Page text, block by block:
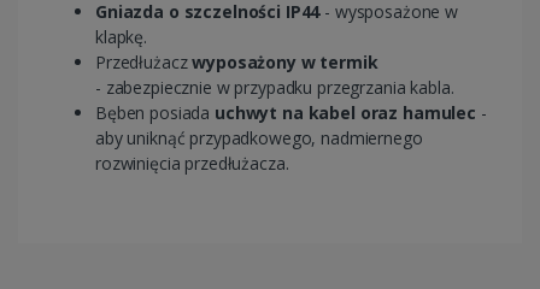
Gniazda o szczelności IP44 - wysposażone w
klapkę.
Przedłużaczwyposażony w termik
- zabezpiecznie w przypadku przegrzania kabla.
Bęben posiada uchwyt na kabel oraz hamulec -
aby uniknąć przypadkowego, nadmiernego
rozwinięcia przedłużacza.